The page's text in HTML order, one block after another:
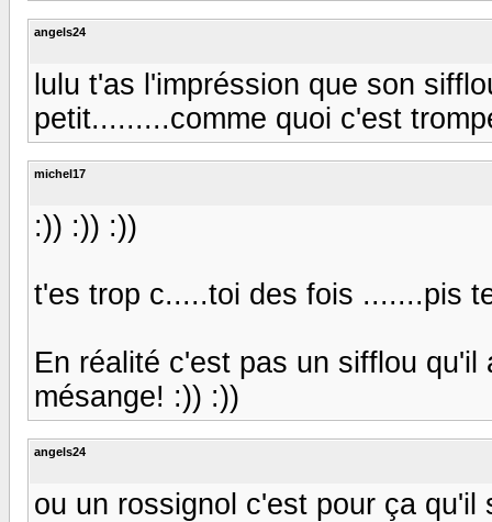
angels24
lulu t'as l'impréssion que son
petit.........comme quoi c'est
michel17
:)) :)) :))
t'es trop c.....toi des fois .......pis
En réalité c'est pas un sifflou
mésange! :)) :))
angels24
ou un rossignol c'est pour ça